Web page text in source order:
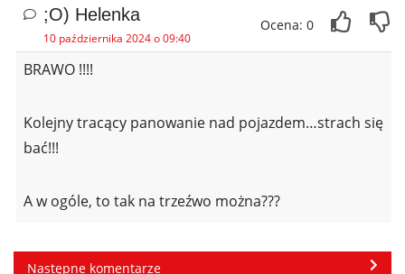
;O) Helenka
10 października 2024 o 09:40
Ocena: 0
BRAWO !!!!
Kolejny tracący panowanie nad pojazdem…strach się
bać!!!
A w ogóle, to tak na trzeźwo można???
Następne komentarze